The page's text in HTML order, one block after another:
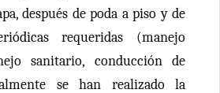
después de poda a piso y de
requeridas (manejo
sanitario, conducción de
se han realizado la